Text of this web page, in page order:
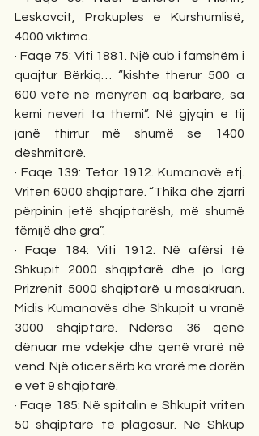
Leskovcit, Prokuples e Kurshumlisë,
4000 viktima.
· Faqe 75: Viti 1881. Një cub i famshëm i
quajtur Bërkiq… “kishte therur 500 a
600 vetë në mënyrën aq barbare, sa
kemi neveri ta themi”. Në gjyqin e tij
janë thirrur më shumë se 1400
dëshmitarë.
· Faqe 139: Tetor 1912. Kumanovë etj.
Vriten 6000 shqiptarë. “Thika dhe zjarri
përpinin jetë shqiptarësh, më shumë
fëmijë dhe gra”.
· Faqe 184: Viti 1912. Në afërsi të
Shkupit 2000 shqiptarë dhe jo larg
Prizrenit 5000 shqiptarë u masakruan.
Midis Kumanovës dhe Shkupit u vranë
3000 shqiptarë. Ndërsa 36 qenë
dënuar me vdekje dhe qenë vrarë në
vend. Një oficer sërb ka vrarë me dorën
e vet 9 shqiptarë.
· Faqe 185: Në spitalin e Shkupit vriten
50 shqiptarë të plagosur. Në Shkup